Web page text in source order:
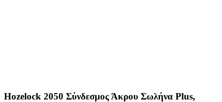
Hozelock 2050 Σύνδεσμος Άκρου Σωλήνα Plus,